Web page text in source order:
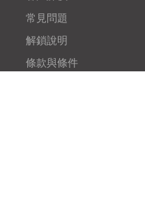
常見問題
解鎖說明
條款與條件